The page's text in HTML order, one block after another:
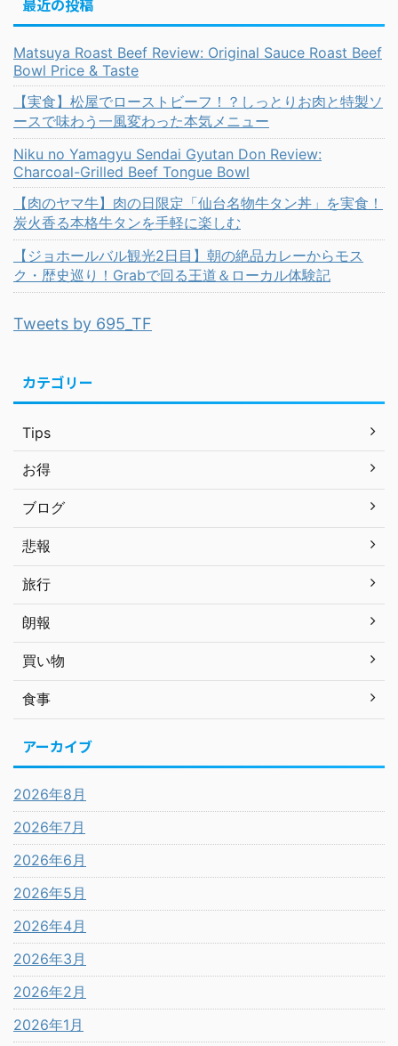
最近の投稿
Matsuya Roast Beef Review: Original Sauce Roast Beef
Bowl Price & Taste
【実食】松屋でローストビーフ！？しっとりお肉と特製ソ
ースで味わう一風変わった本気メニュー
Niku no Yamagyu Sendai Gyutan Don Review:
Charcoal-Grilled Beef Tongue Bowl
【肉のヤマ牛】肉の日限定「仙台名物牛タン丼」を実食！
炭火香る本格牛タンを手軽に楽しむ
【ジョホールバル観光2日目】朝の絶品カレーからモス
ク・歴史巡り！Grabで回る王道＆ローカル体験記
Tweets by 695_TF
カテゴリー
Tips
お得
ブログ
悲報
旅行
朗報
買い物
食事
アーカイブ
2026年8月
2026年7月
2026年6月
2026年5月
2026年4月
2026年3月
2026年2月
2026年1月